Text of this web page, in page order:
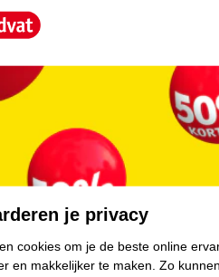
de stof droogt 30% sneller dan
je privacy
cookies om je de beste online
en makkelijker te maken. Zo